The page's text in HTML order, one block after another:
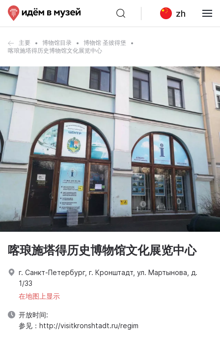
zh
主要 博物馆目录
博物馆 圣彼得堡
喀琅施塔得历史博物馆文化展览中心
喀琅施塔得历史博物馆文化展览中心
г. Санкт-Петербург, г. Кронштадт, ул. Мартынова, д.
1/33
在地图上显示
开放时间:
参见：http://visitkronshtadt.ru/regim